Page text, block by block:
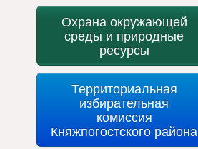
Охрана окружающей
среды и природные
ресурсы
Территориальная
избирательная
комиссия
Княжпогостского района